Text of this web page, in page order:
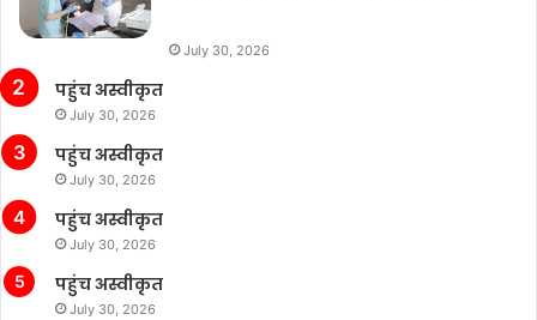
July 30, 2026
पहुंच अस्वीकृत
July 30, 2026
पहुंच अस्वीकृत
July 30, 2026
पहुंच अस्वीकृत
July 30, 2026
पहुंच अस्वीकृत
July 30, 2026